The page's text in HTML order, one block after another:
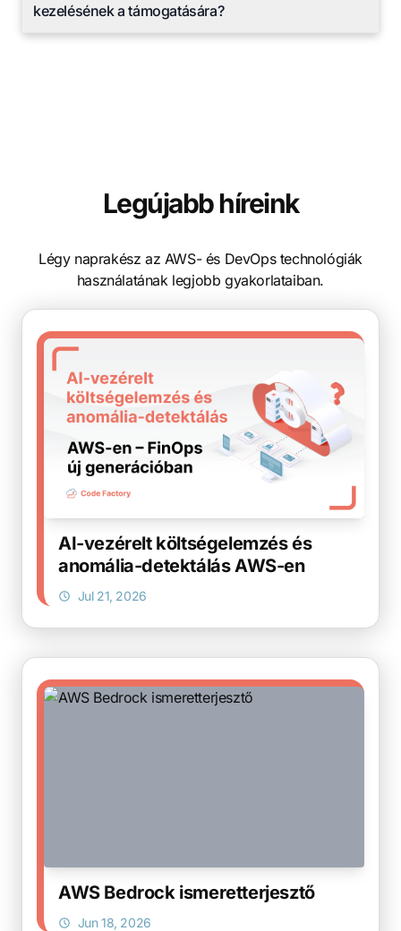
kezelésének a támogatására?
Legújabb híreink
Légy naprakész az AWS- és DevOps technológiák
használatának legjobb gyakorlataiban.
AI-vezérelt költségelemzés és
anomália-detektálás AWS-en
Jul 21, 2026
AWS Bedrock ismeretterjesztő
Jun 18, 2026